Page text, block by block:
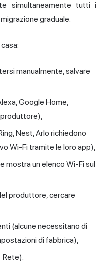
simultaneamente tutti i
graduale.
manualmente, salvare
Google Home,
produttore),
Nest, Arlo richiedono
Wi-Fi tramite le loro app),
mostra un elenco Wi-Fi sul
produttore, cercare
(alcune necessitano di
di fabbrica),
Rete).